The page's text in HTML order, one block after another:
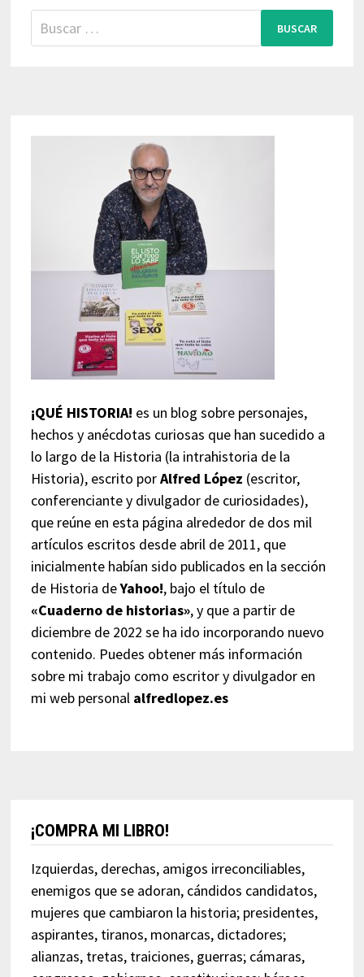
Buscar:
¡QUÉ HISTORIA! es un blog sobre personajes,
hechos y anécdotas curiosas que han sucedido a
lo largo de la Historia (la intrahistoria de la
Historia), escrito porAlfred López (escritor,
conferenciante y divulgador de curiosidades),
que reúne en esta página alrededor de dos mil
artículos escritos desde abril de 2011, que
inicialmente habían sido publicados en la sección
de Historia deYahoo!, bajo el título de
«Cuaderno de historias», y que a partir de
diciembre de 2022 se ha ido incorporando nuevo
contenido. Puedes obtener más información
sobre mi trabajo como escritor y divulgador en
mi web personal alfredlopez.es
¡COMPRA MI LIBRO!
Izquierdas, derechas, amigos irreconciliables,
enemigos que se adoran, cándidos candidatos,
mujeres que cambiaron la historia; presidentes,
aspirantes, tiranos, monarcas, dictadores;
alianzas, tretas, traiciones, guerras; cámaras,